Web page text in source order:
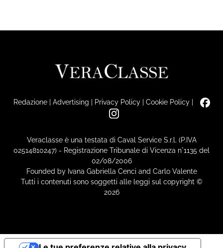
Redazione| Advertising | Privacy Policy| Cookie Policy|
Veraclasse è una testata di Caval Service S.r.l. (P.IVA
02514810247) - Registrazione Tribunale di Vicenza n°1135 del
02/08/2006
Founded by Ivana Gabriella Cenci and Carlo Valente
Tutti i contenuti sono soggetti alle leggi sul copyright ©
2026